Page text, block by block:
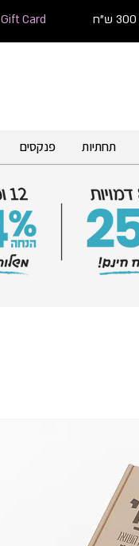
Gift Card |
תחתיות פנקסים